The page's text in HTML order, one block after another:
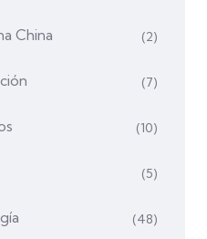
China (2)
(7)
(10)
(5)
(48)